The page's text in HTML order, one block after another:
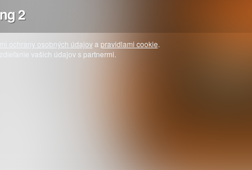
2
ochrany osobných údajova pravidlami cookie.
vašich údajov s partnermi.